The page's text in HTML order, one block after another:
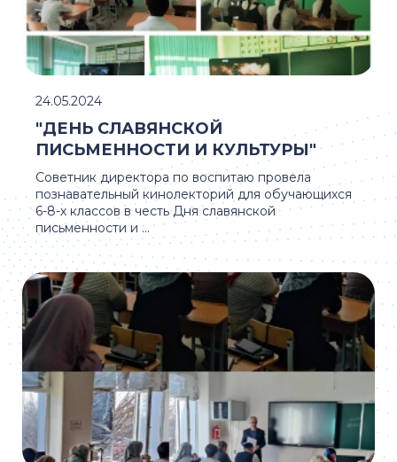
Советник директора по воспитаю провела
познавательный кинолекторий для обучающихся
6-8-х классов в честь Дня славянской
письменности и ...
"ДЕНЬ СЛАВЯНСКОЙ
ПИСЬМЕННОСТИ И КУЛЬТУРЫ"
24.05.2024